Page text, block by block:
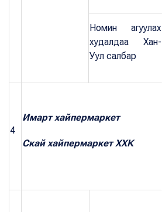
Номин агуулах
худалдаа Хан-
Уул салбар
4
Имарт хайпермаркет
Скай хайпермаркет ХХК